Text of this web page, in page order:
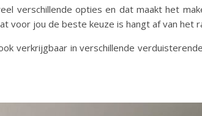
verschillende opties en dat maakt het
voor jou de beste keuze is hangt af van het
verkrijgbaar in verschillende